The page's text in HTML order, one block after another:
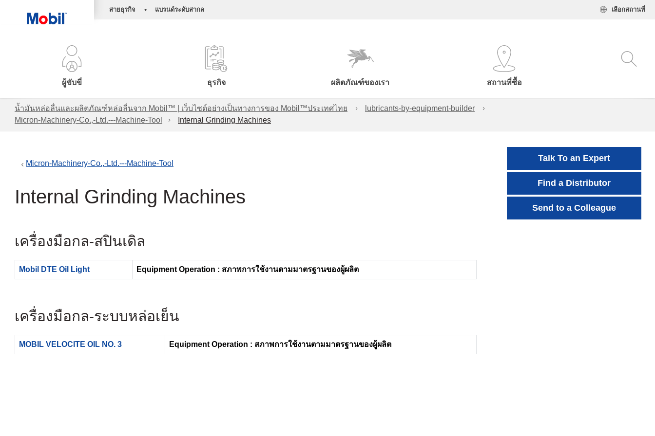
สายธุรกิจ • แบรนด์ระดับสากล เลือกสถานที่
ผู้ขับขี่ ธุรกิจ ผลิตภัณฑ์ของเรา สถานที่ซื้อ
น้ำมันหล่อลื่นและผลิตภัณฑ์หล่อลื่นจาก Mobil™ | เว็บไซต์อย่างเป็นทางการของ Mobil™ประเทศไทย
lubricants-by-equipment-builder
Micron-Machinery-Co.,-Ltd.---Machine-Tool
Internal Grinding Machines
Micron-Machinery-Co.,-Ltd.---Machine-Tool
Internal Grinding Machines
เครื่องมือกล-สปินเดิล
Mobil DTE Oil Light Equipment Operation : สภาพการใช้งานตามมาตรฐานของผู้ผลิต
เครื่องมือกล-ระบบหล่อเย็น
MOBIL VELOCITE OIL NO. 3 Equipment Operation : สภาพการใช้งานตามมาตรฐานของผู้ผลิต
Talk To an Expert
Find a Distributor
Send to a Colleague